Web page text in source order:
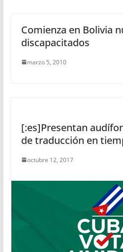
Comienza en Bolivia
discapacitados
marzo 5, 2010
[:es]Presentan
de traducción en
octubre 12, 2017